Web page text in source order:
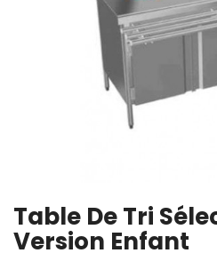
Table De Tri
Version Enfant